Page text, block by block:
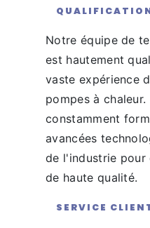
Notre équipe de
est hautement
vaste expérience
pompes à
constamment
avancées
de l'industrie pour
de haute qualité.
SERVICE